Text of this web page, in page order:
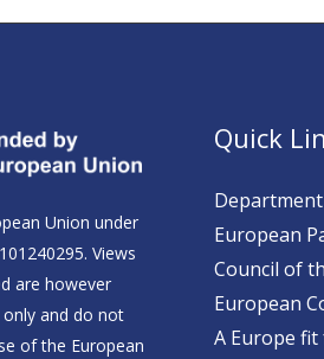
Union under
Views
are however
and do not
of the European
Quick
European
Council of
European
A Europe